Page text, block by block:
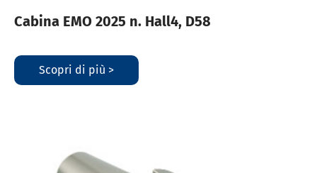
Cabina EMO 2025 n. Hall4, D58
Scopri di più >